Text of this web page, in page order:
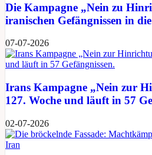
Die Kampagne „Nein zu
iranischen Gefängnissen in
07-07-2026
Irans Kampagne „Nein zur
127. Woche und läuft in 57
02-07-2026